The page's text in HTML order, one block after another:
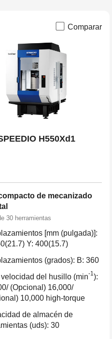
Comparar
H550Xd1
de mecanizado
30 herramientas
[mm (pulgada)]:
Y: 400(15.7)
(grados): B: 360
velocidad del husillo (min-1):
(Opcional) 16,000/
10,000 high-torque
de almacén de
(uds): 30